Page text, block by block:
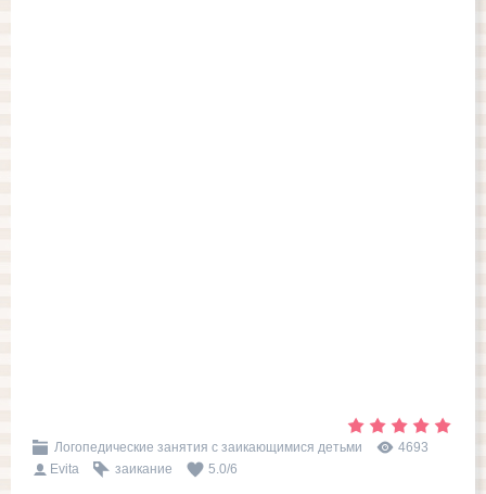
Логопедические занятия с заикающимися детьми
4693
Evita
заикание 5.0/6